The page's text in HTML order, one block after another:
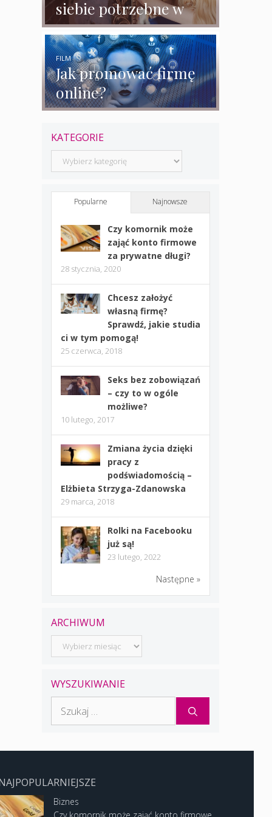
siebie potrzebne w
biznesie?
Jak promować firmę
online?
FILM
KATEGORIE
Kategorie
Popularne Najnowsze
Czy komornik może
zająć konto firmowe
za prywatne długi?
28 stycznia, 2020
Chcesz założyć
własną firmę?
Sprawdź, jakie studia
ci w tym pomogą!
25 czerwca, 2018
Seks bez zobowiązań
– czy to w ogóle
możliwe?
10 lutego, 2017
Zmiana życia dzięki
pracy z
podświadomością –
Elżbieta Strzyga-Zdanowska
29 marca, 2018
Rolki na Facebooku
już są!
23 lutego, 2022
Następne »
ARCHIWUM
Archiwum
WYSZUKIWANIE
Biznes